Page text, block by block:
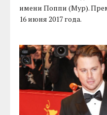
имени Поппи (Мур).
16 июня 2017 года.